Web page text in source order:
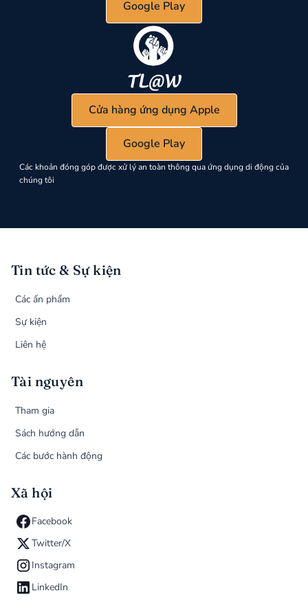
Google Play
Cửa hàng ứng dụng Apple
Google Play
Các khoản đóng góp được xử lý an toàn thông qua ứng dụng di động của
chúng tôi
Tin tức & Sự kiện
Các ấn phẩm
Sự kiện
Liên hệ
Tài nguyên
Tham gia
Sách hướng dẫn
Các bước hành động
Xã hội
Facebook
Twitter/X
Instagram
LinkedIn